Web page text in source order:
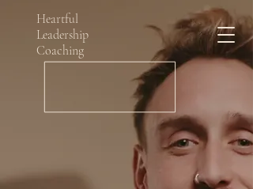
Heartful
Leadership
Coaching